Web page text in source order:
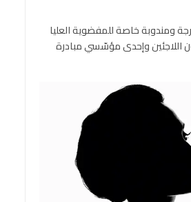
ومندوبة خاصة للمفضوية العليا
اللاجئين وإحدى مؤسّسي مبادرة